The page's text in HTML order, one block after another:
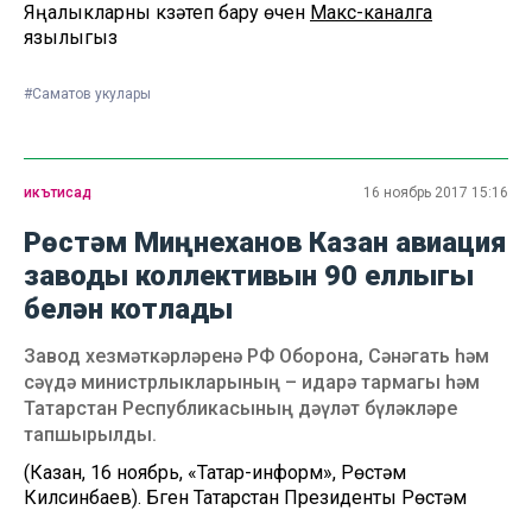
Яңалыкларны күзәтеп бару өчен Макс-каналга
язылыгыз
#Саматов укулары
икътисад 16 ноябрь 2017 15:16
Рөстәм Миңнеханов Казан авиация
заводы коллективын 90 еллыгы
белән котлады
Завод хезмәткәрләренә РФ Оборона, Сәнәгать һәм
сәүдә министрлыкларының – идарә тармагы һәм
Татарстан Республикасының дәүләт бүләкләре
тапшырылды.
(Казан, 16 ноябрь, «Татар-информ», Рөстәм
Килсинбаев). Бүген Татарстан Президенты Рөстәм